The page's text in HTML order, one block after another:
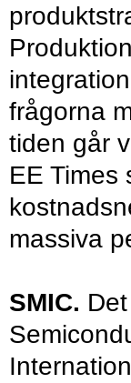
frågorna
tiden går
EE Times
massiva
SMIC.